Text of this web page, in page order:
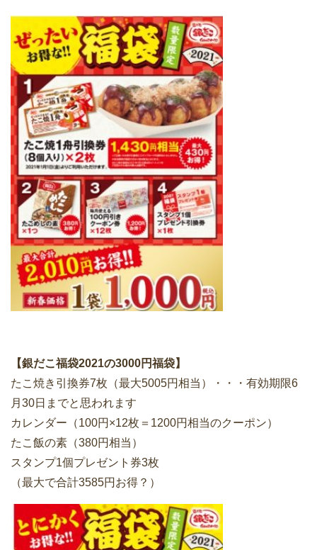
【銀だこ福袋2021の3000円福袋】
たこ焼き引換券7枚（最大5005円相当）・・・有効期限6
月30日までと思われます
カレンダー（100円×12枚＝1200円相当のクーポン）
たこ飯の素（380円相当）
スタンプ1個プレゼント券3枚
（最大で合計3585円お得？）